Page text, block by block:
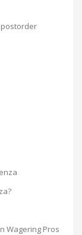
Wagering Pros